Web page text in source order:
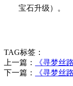
宝石升级）。
TAG标签：
上一篇：
《寻梦丝
下一篇：
《寻梦丝